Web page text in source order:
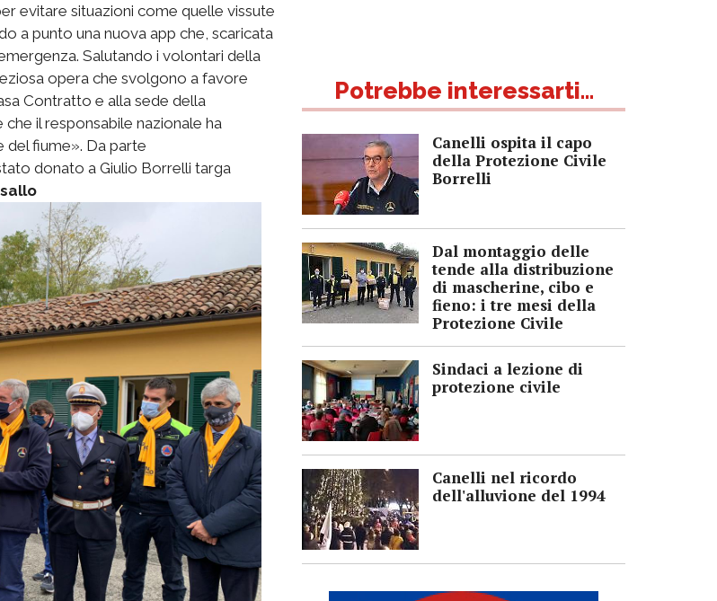
evitare situazioni come quelle vissute
a punto una nuova app che, scaricata
Salutando i volontari della
opera che svolgono a favore
Contratto e alla sede della
il responsabile nazionale ha
del fiume». Da parte
donato a Giulio Borrelli targa
Potrebbe interessarti...
Canelli ospita il capo
della Protezione Civile
Borrelli
Dal montaggio delle
tende alla distribuzione
di mascherine, cibo e
fieno: i tre mesi della
Protezione Civile
Sindaci a lezione di
protezione civile
Canelli nel ricordo
dell'alluvione del 1994